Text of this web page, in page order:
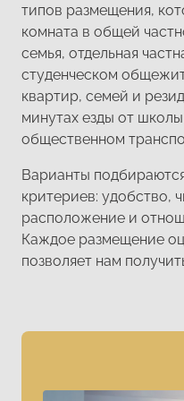
типов размещения,
комната в общей
семья, отдельная
студенческом
квартир, семей и
минутах езды от
общественном
Варианты
критериев: удобство,
расположение и
Каждое размещение
позволяет нам